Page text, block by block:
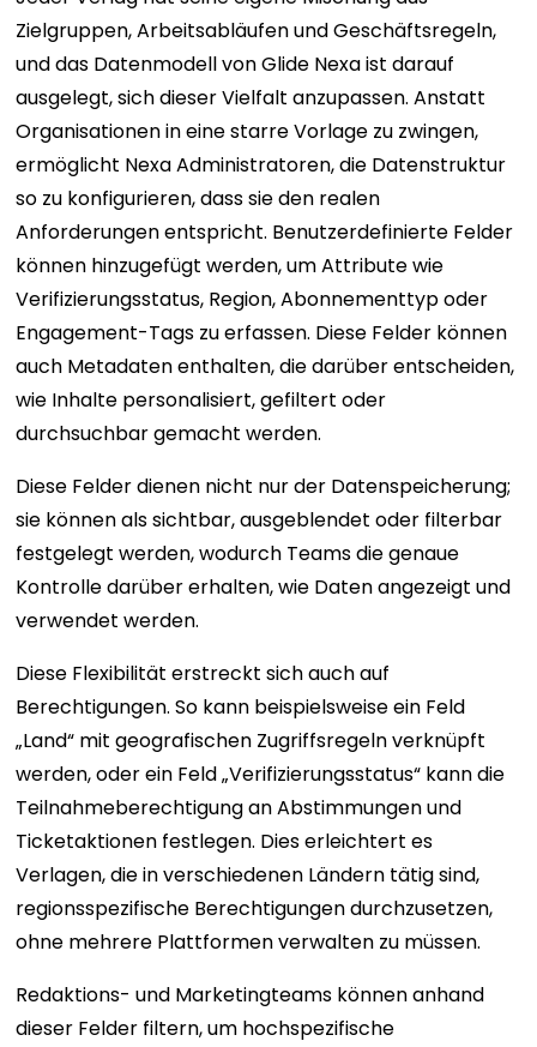
Zielgruppen, Arbeitsabläufen und Geschäftsregeln,
und das Datenmodell von Glide Nexa ist darauf
ausgelegt, sich dieser Vielfalt anzupassen. Anstatt
Organisationen in eine starre Vorlage zu zwingen,
ermöglicht Nexa Administratoren, die Datenstruktur
so zu konfigurieren, dass sie den realen
Anforderungen entspricht. Benutzerdefinierte Felder
können hinzugefügt werden, um Attribute wie
Verifizierungsstatus, Region, Abonnementtyp oder
Engagement-Tags zu erfassen. Diese Felder können
auch Metadaten enthalten, die darüber entscheiden,
wie Inhalte personalisiert, gefiltert oder
durchsuchbar gemacht werden.
Diese Felder dienen nicht nur der Datenspeicherung;
sie können als sichtbar, ausgeblendet oder filterbar
festgelegt werden, wodurch Teams die genaue
Kontrolle darüber erhalten, wie Daten angezeigt und
verwendet werden.
Diese Flexibilität erstreckt sich auch auf
Berechtigungen. So kann beispielsweise ein Feld
„Land“ mit geografischen Zugriffsregeln verknüpft
werden, oder ein Feld „Verifizierungsstatus“ kann die
Teilnahmeberechtigung an Abstimmungen und
Ticketaktionen festlegen. Dies erleichtert es
Verlagen, die in verschiedenen Ländern tätig sind,
regionsspezifische Berechtigungen durchzusetzen,
ohne mehrere Plattformen verwalten zu müssen.
Redaktions- und Marketingteams können anhand
dieser Felder filtern, um hochspezifische